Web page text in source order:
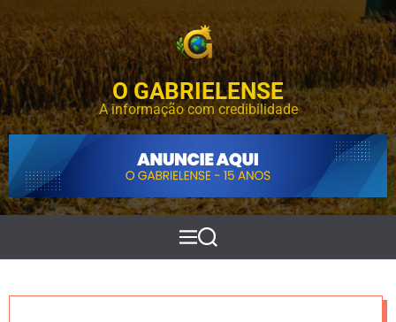
k
p
t
o
c
o
n
t
e
O GABRIELENSE
A informação com credibilidade
M
e
P
e